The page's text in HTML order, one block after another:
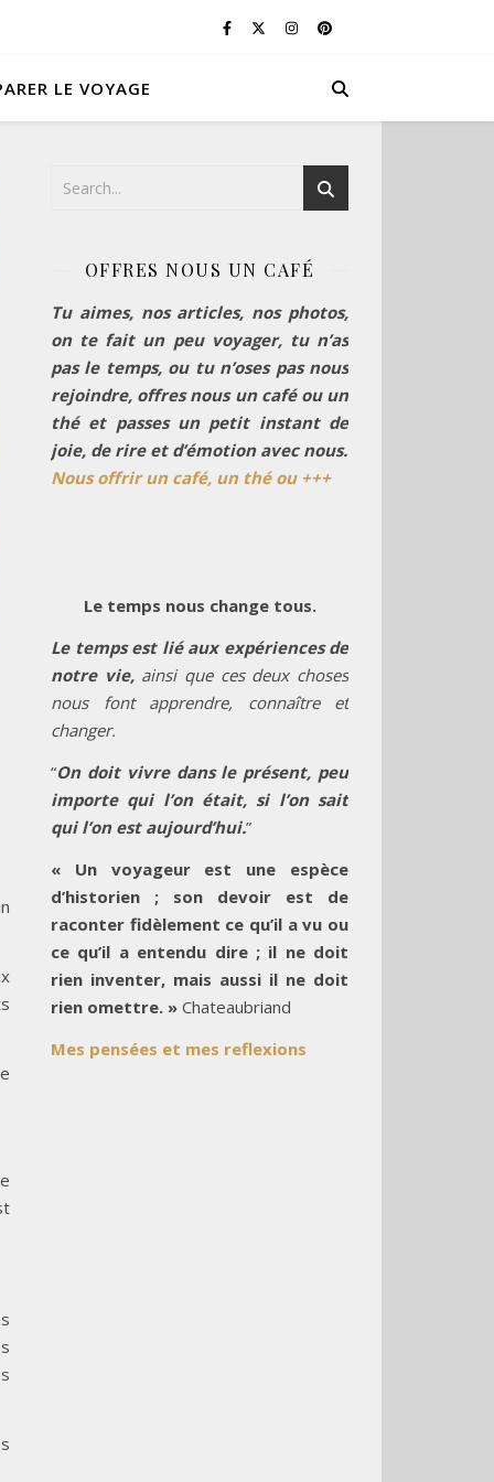
LE VOYAGE
OFFRES NOUS UN CAFÉ
Tu aimes, nos articles, nos photos,
on te fait un peu voyager, tu n’as
pas le temps, ou tu n’oses pas nous
rejoindre, offres nous un café ou un
thé et passes un petit instant de
joie, de rire et d’émotion avec nous.
Nous offrir un café, un thé ou +++
Le temps nous change tous.
Le temps est lié aux expériences de
notre vie, ainsi que ces deux choses
nous font apprendre, connaître et
changer.
“On doit vivre dans le présent, peu
importe qui l’on était, si l’on sait
qui l’on est aujourd’hui.”
« Un voyageur est une espèce
d’historien ; son devoir est de
raconter fidèlement ce qu’il a vu ou
ce qu’il a entendu dire ; il ne doit
rien inventer, mais aussi il ne doit
rien omettre. » Chateaubriand
Mes pensées et mes reflexions